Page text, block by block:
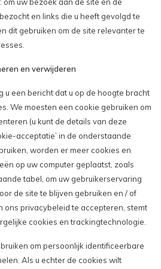
en links die u heeft gevolgd te
dit gebruiken om de site relevanter te
en verwijderen
u een bericht dat u op de hoogte bracht
We moesten een cookie gebruiken om
(u kunt de details van deze
acceptatie’ in de onderstaande
worden er meer cookies en
op uw computer geplaatst, zoals
tabel, om uw gebruikerservaring
de site te blijven gebruiken en / of
ons privacybeleid te accepteren, stemt
cookies en trackingtechnologie.
om persoonlijk identificeerbare
Als u echter de cookies wilt